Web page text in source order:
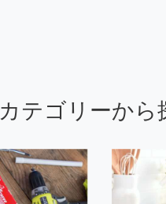
カテゴリーから